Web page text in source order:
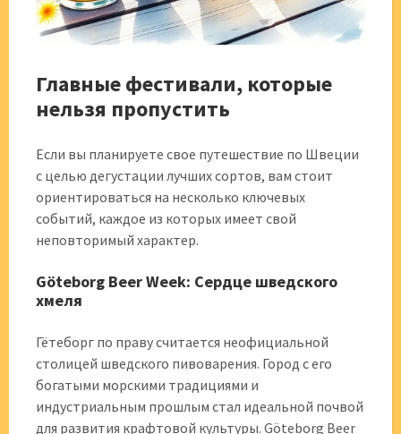
Главные фестивали, которые
нельзя пропустить
Если вы планируете свое путешествие по Швеции
с целью дегустации лучших сортов, вам стоит
ориентироваться на несколько ключевых
событий, каждое из которых имеет свой
неповторимый характер.
Göteborg Beer Week: Сердце шведского
хмеля
Гётеборг по праву считается неофициальной
столицей шведского пивоварения. Город с его
богатыми морскими традициями и
индустриальным прошлым стал идеальной почвой
для развития крафтовой культуры. Göteborg Beer